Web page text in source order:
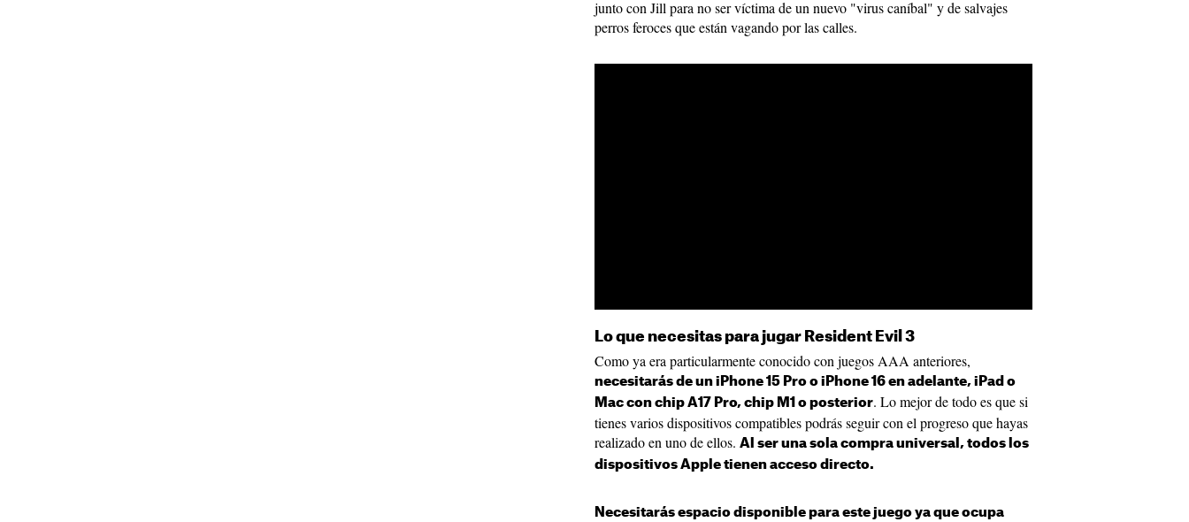
junto con Jill para no ser víctima de un nuevo "virus caníbal" y de salvajes
perros feroces que están vagando por las calles.
Lo que necesitas para jugar Resident Evil 3
Como ya era particularmente conocido con juegos AAA anteriores,
necesitarás de un iPhone 15 Pro o iPhone 16 en adelante, iPad o
Mac con chip A17 Pro, chip M1 o posterior. Lo mejor de todo es que si
tienes varios dispositivos compatibles podrás seguir con el progreso que hayas
realizado en uno de ellos. Al ser una sola compra universal, todos los
dispositivos Apple tienen acceso directo.
Necesitarás espacio disponible para este juego ya que ocupa